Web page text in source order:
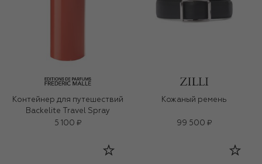
Контейнер для путешествий
Backelite Travel Spray
5 100 ₽
Кожаный ремень
99 500 ₽